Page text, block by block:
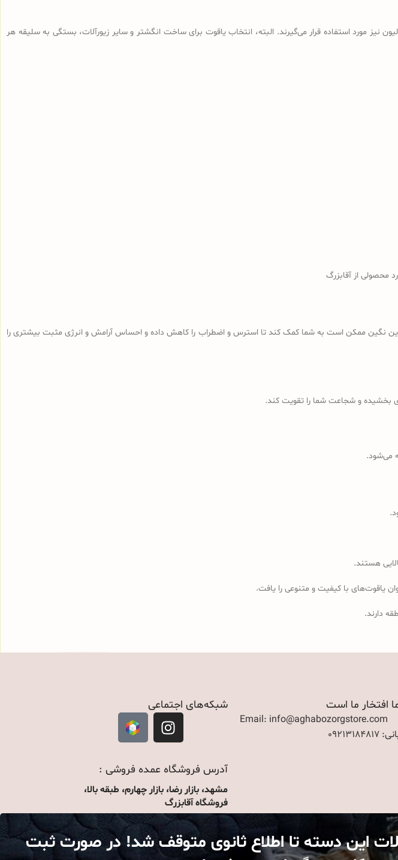
نیز مورد استفاده قرار می‌گیرند. البته، انتخاب یاقوت برای ساخت انگشتر و سایر زیورآلات، بستگی به سلیقه هر
محصولی از آقابزرگ
نگین ممکن است به شما کمک کند تا استرس و اضطراب را کاهش داده و احساس آرامش و انرژی مثبت بیشتری را
بخشیده و شجاعت شما را تقویت کند.
می‌شود.
هستند.
یاقوت‌های با کیفیت و متنوعی را یافت.
دارند.
افتخار ما است
Email: info@aghabozorgstore.com
شبکه‌های اجتماعی
آدرس فروشگاه عمده فروشی :
مشهد، بازار رضا، بازار چهارم، طبقه بالا،
فروشگاه آقابزرگ
این دسته تا اطلاع ثانوی متوقف شد! در صورت ثبت